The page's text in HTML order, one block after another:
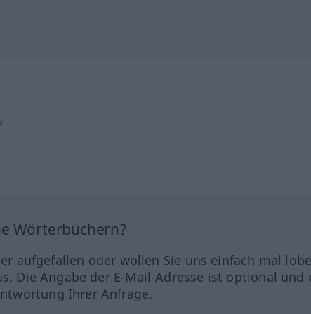
Wörterbüchern?
aufgefallen oder wollen Sie uns einfach mal
Die Angabe der E-Mail-Adresse ist optional und
Ihrer Anfrage.